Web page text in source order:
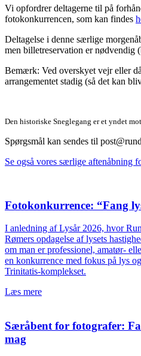
Vi opfordrer deltagerne til på
fotokonkurrencen, som kan findes
Deltagelse i denne særlige
men billetreservation er nødvendig
Bemærk: Ved overskyet vejr eller
arrangementet stadig (så det kan
Den historiske Sneglegang er et yndet
Spørgsmål kan sendes til
Se også vores særlige aftenåbning
Fotokonkurrence: “Fang
I anledning af Lysår 2026, hvor
Rømers opdagelse af lysets
om man er professionel, amatør-
en konkurrence med fokus på lys
Trinitatis-komplekset.
Læs mere
Særåbent for fotografer:
mag